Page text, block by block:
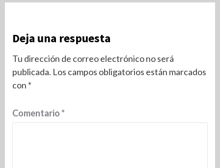
Deja una respuesta
Tu dirección de correo electrónico no será
publicada. Los campos obligatorios están marcados
con *
Comentario*